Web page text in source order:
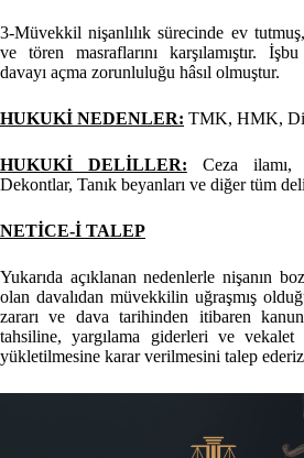
3-Müvekkil nişanlılık sürecinde ev
ve tören masraflarını karşılamıştır.
davayı açma zorunluluğu hâsıl olmuştur.
HUKUKİ NEDENLER: TMK, HMK,
HUKUKİ DELİLLER: Ceza ilamı,
Dekontlar, Tanık beyanları ve diğer tüm
NETİCE-İ TALEP
Yukarıda açıklanan nedenlerle nişanın
olan davalıdan müvekkilin uğraşmış
zararı ve dava tarihinden itibaren
tahsiline, yargılama giderleri ve vekalet
yükletilmesine karar verilmesini talep